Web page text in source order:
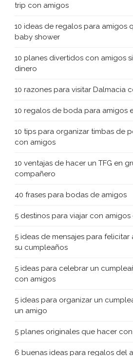
trip con amigos
10 ideas de regalos para amigos
baby shower
10 planes divertidos con amigos
dinero
10 razones para visitar Dalmacia
10 regalos de boda para amigos
10 tips para organizar timbas de
con amigos
10 ventajas de hacer un TFG en
compañero
40 frases para bodas de amigos
5 destinos para viajar con amigos
5 ideas de mensajes para felicitar
su cumpleaños
5 ideas para celebrar un
con amigos
5 ideas para organizar un
un amigo
5 planes originales que hacer
6 buenas ideas para regalos del